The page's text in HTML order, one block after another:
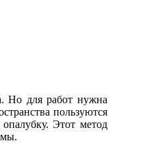
Но для работ нужна
пользуются
Этот метод